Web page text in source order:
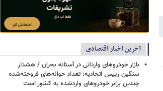
آخرین اخبار اقتصادی
بازار خودروهای وارداتی در آستانه بحران / هشدار
سنگین رییس اتحادیه: تعداد حواله‌های فروخته‌شده
چندین برابر خودروهای واردشده به کشور است